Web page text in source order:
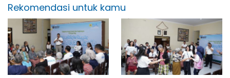
Rekomendasi untuk kamu